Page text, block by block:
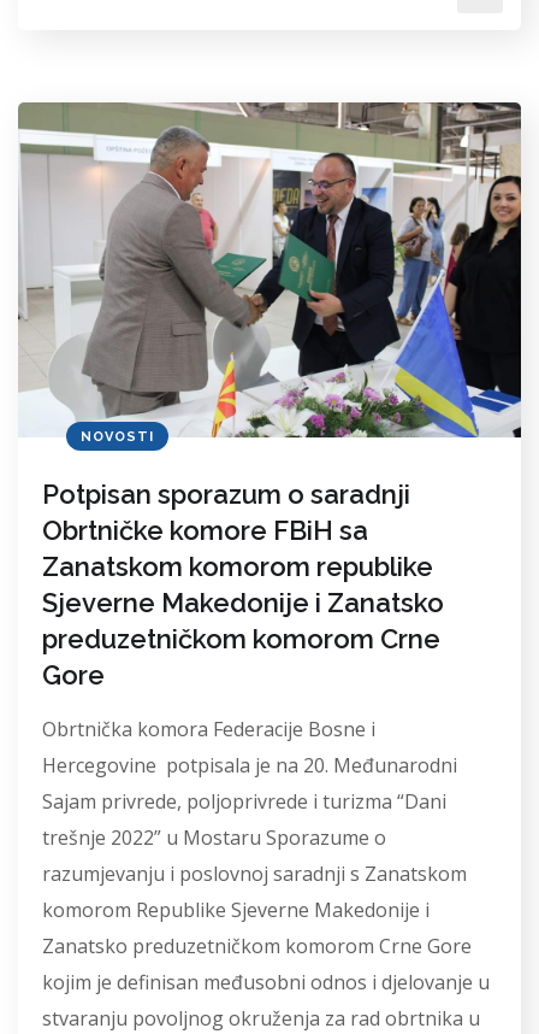
NOVOSTI
Potpisan sporazum o saradnji
Obrtničke komore FBiH sa
Zanatskom komorom republike
Sjeverne Makedonije i Zanatsko
preduzetničkom komorom Crne
Gore
Obrtnička komora Federacije Bosne i
Hercegovine potpisala je na 20. Međunarodni
Sajam privrede, poljoprivrede i turizma “Dani
trešnje 2022” u Mostaru Sporazume o
razumjevanju i poslovnoj saradnji s Zanatskom
komorom Republike Sjeverne Makedonije i
Zanatsko preduzetničkom komorom Crne Gore
kojim je definisan međusobni odnos i djelovanje u
stvaranju povoljnog okruženja za rad obrtnika u